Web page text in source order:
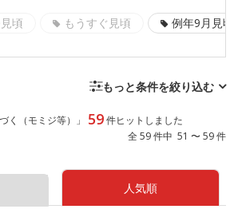
頃 もうすぐ見頃 例年9月見頃
もっと条件を絞り込む
く（モミジ等）」 59件ヒットしました
全 59 件中 51 〜 59 件
人気順